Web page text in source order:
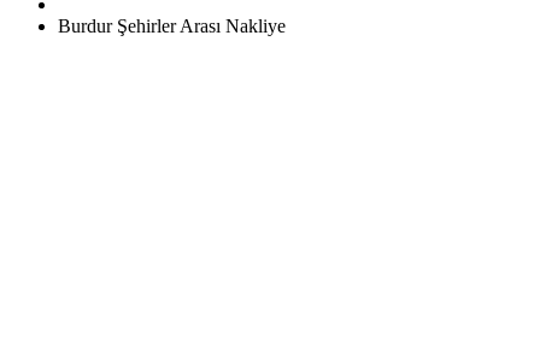
Burdur Şehirler Arası Nakliye